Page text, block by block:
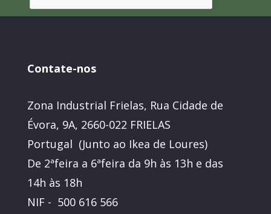
Contate-nos
Zona Industrial Frielas, Rua Cidade de
Évora, 9A, 2660-022 FRIELAS
Portugal (Junto ao Ikea de Loures)
De 2ªfeira a 6ªfeira da 9h às 13h e das
14h às 18h
NIF - 500 616 566